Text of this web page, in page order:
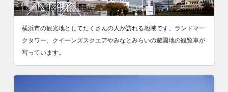
横浜市の観光地としてたくさんの人が訪れる地域です。ランドマー
クタワー、クイーンズスクエアやみなとみらいの遊園地の観覧車が
写っています。